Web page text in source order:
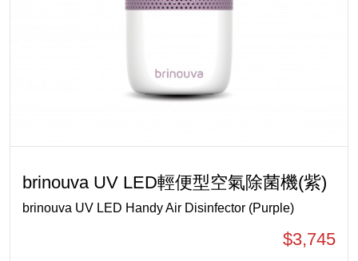
brinouva UV LED輕便型空氣除菌機(紫)
brinouva UV LED Handy Air Disinfector (Purple)
$3,745